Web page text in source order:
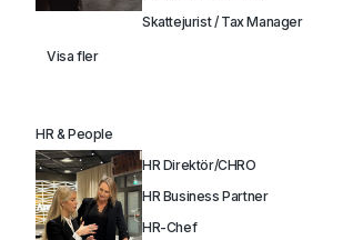
Skattejurist / Tax Manager
Visa fler
HR & People
HR Direktör/CHRO
HR Business Partner
HR-Chef